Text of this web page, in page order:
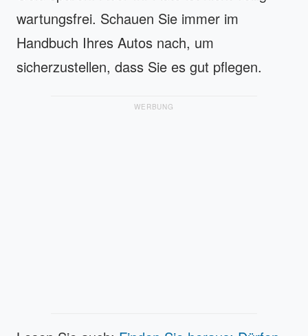
wartungsfrei. Schauen Sie immer im
Handbuch Ihres Autos nach, um
sicherzustellen, dass Sie es gut pflegen.
WERBUNG